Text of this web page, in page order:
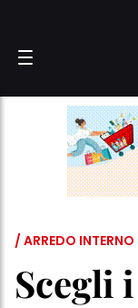
/ ARREDO INTERNO
Scegli